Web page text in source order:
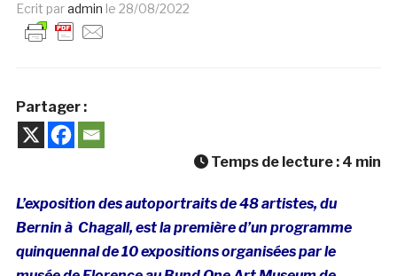
Ecrit paradmin le 28/08/2022
Partager :
Temps de lecture : 4 min
L’exposition des autoportraits de 48 artistes, du
Bernin à Chagall, est la première d’un programme
quinquennal de 10 expositions organisées par le